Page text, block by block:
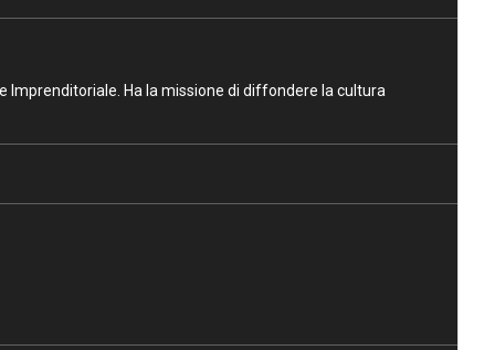
Imprenditoriale. Ha la missione di diffondere la cultura